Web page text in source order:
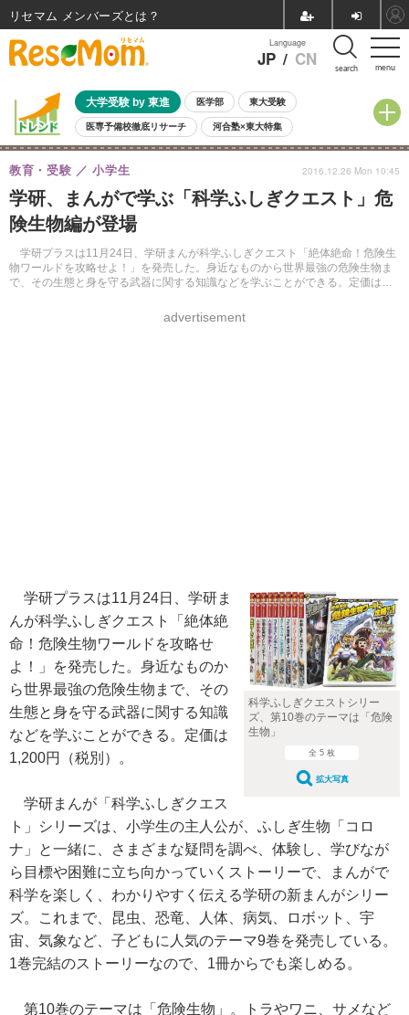
menu
Language
JP / CN search
大学受験 by 東進 医学部 東大受験
医専予備校徹底リサーチ 河合塾×東大特集
親子で考える大学選び 高校受験 中学受験 小学校受験
共通テスト 夏休み
8月開催イベント・WS 全国公立高校 過去問 人気記事
自由研究教材（小学生向け）
学研、まんがで学ぶ「科学ふしぎクエスト」危
険生物編が登場
学研プラスは11月24日、学研まんが科学ふしぎクエスト「絶体絶命！危険生
物ワールドを攻略せよ！」を発売した。身近なものから世界最強の危険生物ま
で、その生態と身を守る武器に関する知識などを学ぶことができる。定価は
教育・受験 小学生
advertisement
2016.12.26 Mon 10:45
科学ふしぎクエストシリー
ズ、第10巻のテーマは「危険
生物」
全 5 枚
拡大写真
学研プラスは11月24日、学研ま
んが科学ふしぎクエスト「絶体絶
命！危険生物ワールドを攻略せ
よ！」を発売した。身近なものか
ら世界最強の危険生物まで、その
生態と身を守る武器に関する知識
などを学ぶことができる。定価は
1,200円（税別）。
学研まんが「科学ふしぎクエス
ト」シリーズは、小学生の主人公が、ふしぎ生物「コロ
ナ」と一緒に、さまざまな疑問を調べ、体験し、学びなが
ら目標や困難に立ち向かっていくストーリーで、まんがで
科学を楽しく、わかりやすく伝える学研の新まんがシリー
ズ。これまで、昆虫、恐竜、人体、病気、ロボット、宇
宙、気象など、子どもに人気のテーマ9巻を発売している。
1巻完結のストーリーなので、1冊からでも楽しめる。
第10巻のテーマは「危険生物」。トラやワニ、サメなど
リセマム メンバーズ